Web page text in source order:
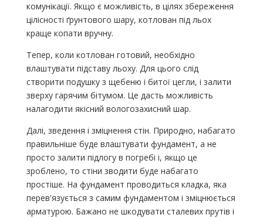
комунікації. Якщо є можливість, в цілях збереження
цілісності ґрунтового шару, котлован під льох
краще копати вручну.
Тепер, коли котлован готовий, необхідно
влаштувати підставу льоху. Для цього слід
створити подушку з щебеню і битої цегли, і залити
зверху гарячим бітумом. Це дасть можливість
налагодити якісний вологозахисний шар.
Далі, зведення і зміцнення стін. Природно, набагато
правильніше буде влаштувати фундамент, а не
просто залити підлогу в погребі і, якщо це
зроблено, то стіни зводити буде набагато
простіше. На фундамент проводиться кладка, яка
перев'язується з самим фундаментом і зміцнюється
арматурою. Бажано не шкодувати сталевих прутів і